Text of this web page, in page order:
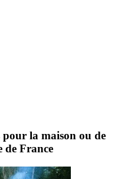
la maison ou de
de France